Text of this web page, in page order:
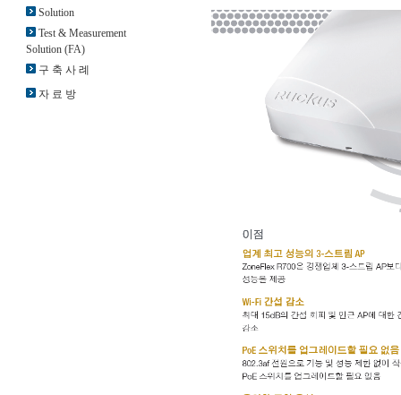
Solution
Test & Measurement
Solution (FA)
구 축 사 례
자 료 방